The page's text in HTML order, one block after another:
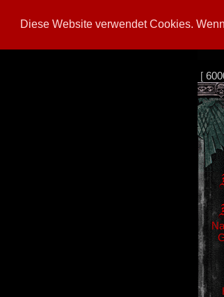
Diese Website verwendet Cookies.
[